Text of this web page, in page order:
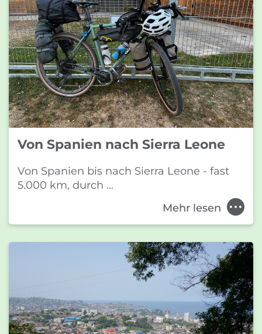
Von Spanien nach Sierra Leone
Von Spanien bis nach Sierra Leone - fast
5.000 km, durch ...
Mehr lesen